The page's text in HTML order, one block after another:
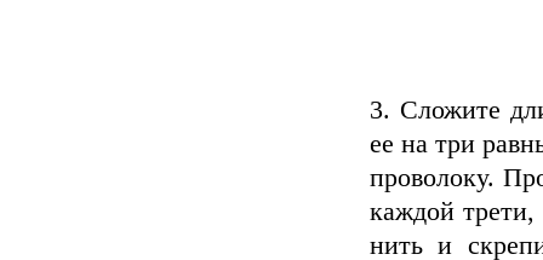
3. Сложите
ее на три
проволоку.
каждой трети,
нить и